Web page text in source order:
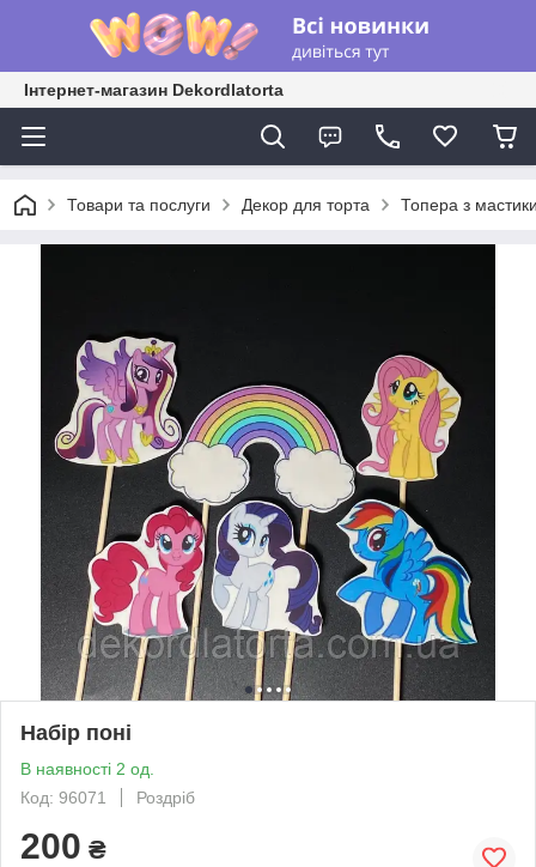
Інтернет-магазин Dekordlatorta
Товари та послуги Декор для торта Топера з
Набір поні
В наявності 2 од.
Код: 96071
Роздріб
200 ₴